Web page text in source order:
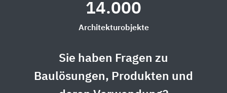
14.000
Architekturobjekte
Sie haben Fragen zu
Baulösungen, Produkten und